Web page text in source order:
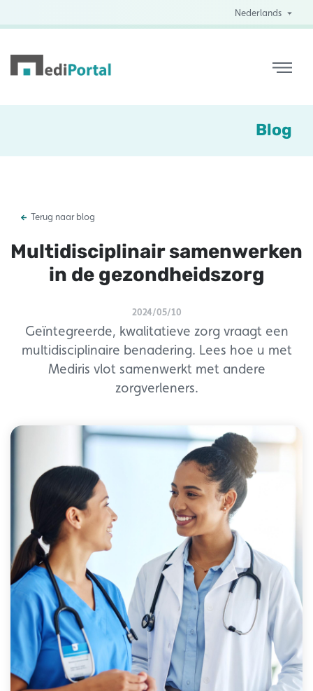
Nederlands
Blog
Terug naar blog
Multidisciplinair samenwerken
in de gezondheidszorg
2024/05/10
Geïntegreerde, kwalitatieve zorg vraagt een
multidisciplinaire benadering. Lees hoe u met
Mediris vlot samenwerkt met andere
zorgverleners.